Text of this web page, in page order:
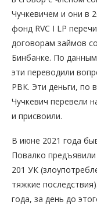
Чучкевичем и они в
фонд RVC I LP
договорам займов
Бинбанке. По
эти переводили
РВК. Эти деньги, по
Чучкевич перевели
и присвоили.
В июне 2021 года
Повалко
201 УК
тяжкие
года, за день до